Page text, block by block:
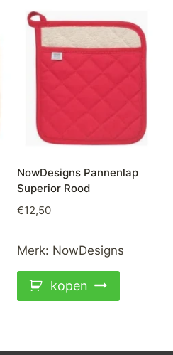
NowDesigns Pannenlap
Superior Rood
€12,50
Merk: NowDesigns
kopen